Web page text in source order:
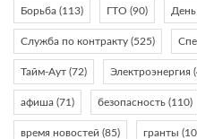
Борьба (113) ГТО (90)
Служба по контракту (525)
Тайм-Аут (72) Электроэнергия
афиша (71) безопасность (110)
время новостей (85) гранты